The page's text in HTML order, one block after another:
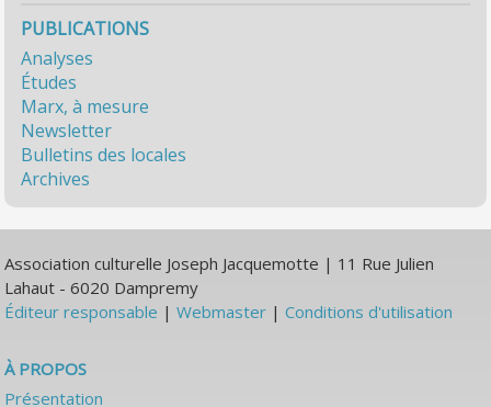
PUBLICATIONS
Analyses
Études
Marx, à mesure
Newsletter
Bulletins des locales
Archives
Association culturelle Joseph Jacquemotte | 11 Rue Julien
Lahaut - 6020 Dampremy
Éditeur responsable |Webmaster |Conditions d'utilisation
À PROPOS
Présentation